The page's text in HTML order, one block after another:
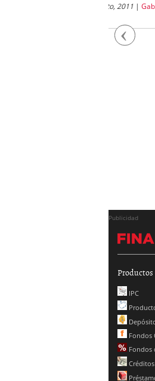
Previous
21
Publicidad
IPC
Fondos
Fondos
Créditos